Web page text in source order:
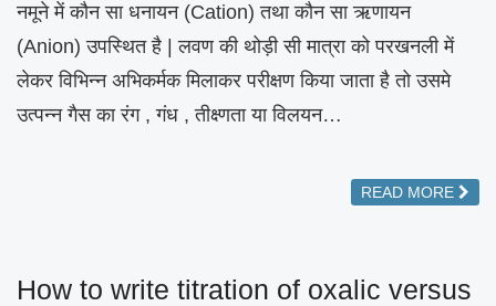
नमूने में कौन सा धनायन (Cation) तथा कौन सा ऋणायन
(Anion) उपस्थित है | लवण की थोड़ी सी मात्रा को परखनली में
लेकर विभिन्न अभिकर्मक मिलाकर परीक्षण किया जाता है तो उसमे
उत्पन्न गैस का रंग , गंध , तीक्ष्णता या विलयन…
READ MORE
How to write titration of oxalic versus